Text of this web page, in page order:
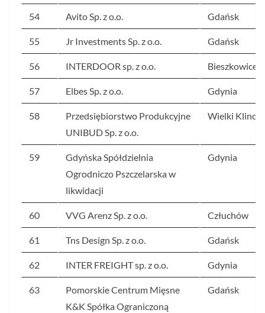
54 Avito Sp. z o.o. Gdańsk
55 Jr Investments Sp. z o.o. Gdańsk
56 INTERDOOR sp. z o.o. Bieszkowice
57 Elbes Sp. z o.o. Gdynia
58
Przedsiębiorstwo Produkcyjne
UNIBUD Sp. z o.o.
Wielki Klincz
59
Gdyńska Spółdzielnia
Ogrodniczo Pszczelarska w
likwidacji
Gdynia
60 VVG Arenz Sp. z o.o. Człuchów
61 Tns Design Sp. z o.o. Gdańsk
62 INTER FREIGHT sp. z o.o. Gdynia
63
Pomorskie Centrum Mięsne
K&K Spółka Ograniczoną
Gdańsk